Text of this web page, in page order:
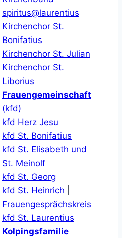
spiritus@laurentius
Kirchenchor St.
Bonifatius
Kirchenchor St. Julian
Kirchenchor St.
Liborius
Frauengemeinschaft
(kfd)
kfd Herz Jesu
kfd St. Bonifatius
kfd St. Elisabeth und
St. Meinolf
kfd St. Georg
kfd St. Heinrich
Frauengesprächskreis
kfd St. Laurentius
Kolpingsfamilie